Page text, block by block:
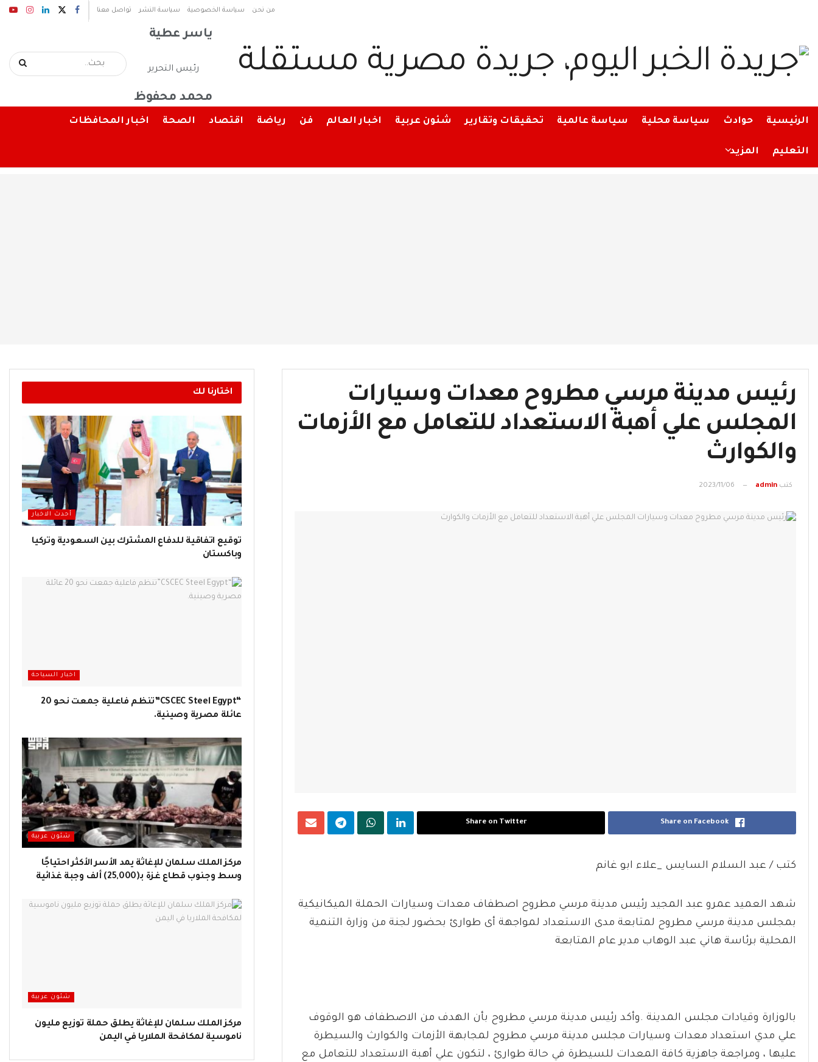
من نحن سياسة الخصوصية سياسة النشر تواصل معنا رئيس مجلس الإدارة
ياسر عطية
رئيس التحرير
محمد محفوظ
الرئيسية حوادث سياسة محلية سياسة عالمية تحقيقات وتقارير شئون عربية اخبار العالم فن رياضة اقتصاد الصحة اخبار المحافظات
التعليم المزيد
رئيس مدينة مرسي مطروح معدات وسيارات
المجلس علي أهبة الاستعداد للتعامل مع الأزمات
والكوارث
كتب admin
2023/11/06
Share on Facebook
Share on Twitter
كتب / عبد السلام السايس _علاء ابو غانم
شهد العميد عمرو عبد المجيد رئيس مدينة مرسي مطروح اصطفاف معدات وسيارات الحملة الميكانيكية
بمجلس مدينة مرسي مطروح لمتابعة مدى الاستعداد لمواجهة أى طوارئ بحضور لجنة من وزارة التنمية
المحلية برئاسة هاني عبد الوهاب مدير عام المتابعة
بالوزارة وقيادات مجلس المدينة .وأكد رئيس مدينة مرسي مطروح بأن الهدف من الاصطفاف هو الوقوف
علي مدي استعداد معدات وسيارات مجلس مدينة مرسي مطروح لمجابهة الأزمات والكوارث والسيطرة
عليها ، ومراجعة جاهزية كافة المعدات للسيطرة في حالة طوارئ ، لتكون علي أهبة الاستعداد للتعامل مع
اختارنا لك
أحدث الاخبار
توقيع اتفاقية للدفاع المشترك بين السعودية وتركيا
وباكستان
اخبار السياحة
“CSCEC Steel Egypt”تنظم فاعلية جمعت نحو 20
عائلة مصرية وصينية.
شئون عربية
مركز الملك سلمان للإغاثة يمد الأسر الأكثر احتياجًا
وسط وجنوب قطاع غزة بـ(25,000) ألف وجبة غذائية
شئون عربية
مركز الملك سلمان للإغاثة يطلق حملة توزيع مليون
ناموسية لمكافحة الملاريا في اليمن